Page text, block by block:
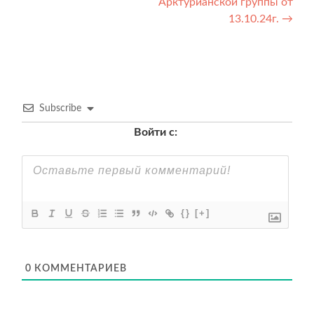
13.10.24г. →
Subscribe
Войти с:
{} [+]
0 КОММЕНТАРИЕВ